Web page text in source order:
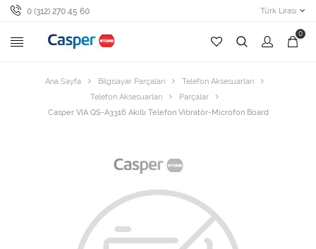
0 (312) 270 45 60 Türk Lirası
0
Ana Sayfa Bilgisayar Parçaları
Telefon Aksesuarları
Telefon Aksesuarları
Parçalar
Casper VIA QS-A3316 Akıllı Telefon Vibratör-Microfon Board